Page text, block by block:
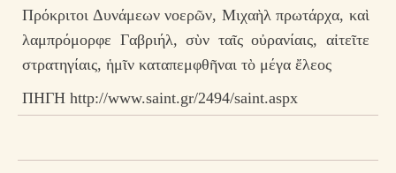
Πρόκριτοι Δυνάμεων νοερῶν, Μιχαὴλ πρωτάρχα, καὶ
λαμπρόμορφε Γαβριήλ, σὺν ταῖς οὐρανίαις, αἰτεῖτε
στρατηγίαις, ἡμῖν καταπεμφθῆναι τὸ μέγα ἔλεος
ΠΗΓΗ http://www.saint.gr/2494/saint.aspx